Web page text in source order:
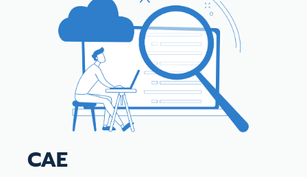
CAE